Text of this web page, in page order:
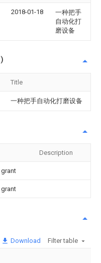
2018-01-18
一种把手
自动化打
磨设备
Title
一种把手自动化打磨设备
Description
grant
grant
Download Filter table